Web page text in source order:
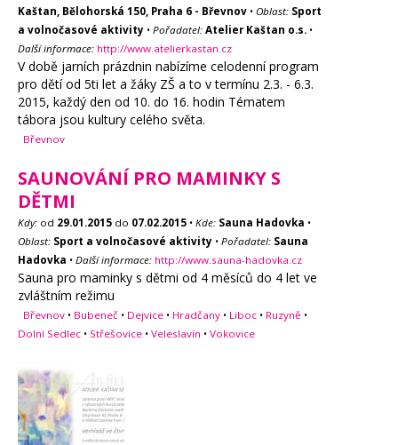
Kaštan, Bělohorská 150, Praha 6 - Břevnov • Oblast: Sport
a volnočasové aktivity • Pořadatel: Atelier Kaštan o.s. •
Další informace: http://www.atelierkastan.cz
V době jarních prázdnin nabízíme celodenní program
pro dětí od 5ti let a žáky ZŠ a to v termínu 2.3. - 6.3.
2015, každý den od 10. do 16. hodin Tématem
tábora jsou kultury celého světa.
Břevnov
SAUNOVÁNÍ PRO MAMINKY S
DĚTMI
Kdy: od 29.01.2015 do 07.02.2015 • Kde: Sauna Hadovka •
Oblast: Sport a volnočasové aktivity • Pořadatel: Sauna
Hadovka • Další informace: http://www.sauna-hadovka.cz
Sauna pro maminky s dětmi od 4 měsíců do 4 let ve
zvláštním režimu
Břevnov • Bubeneč • Dejvice • Hradčany • Liboc • Ruzyně •
Dolní Sedlec • Střešovice • Veleslavín • Vokovice